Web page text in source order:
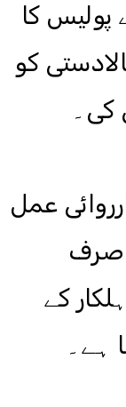
پولیس کا
کو
کی۔
عمل
صرف
کے
ہے۔